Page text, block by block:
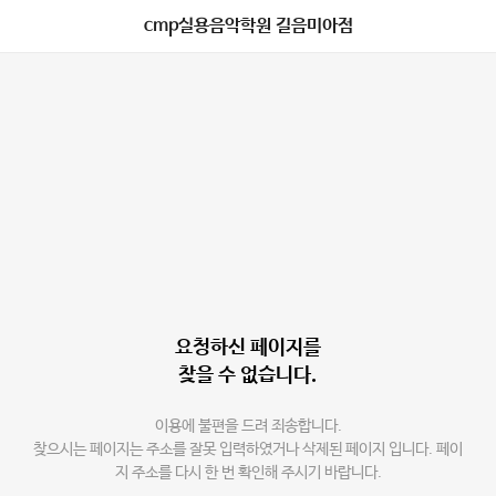
cmp실용음악학원 길음미아점
요청하신 페이지를
찾을 수 없습니다.
이용에 불편을 드려 죄송합니다.
찾으시는 페이지는 주소를 잘못 입력하였거나 삭제된 페이지 입니다. 페이
지 주소를 다시 한 번 확인해 주시기 바랍니다.